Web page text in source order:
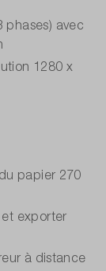
phases) avec
1280 x
papier 270
et exporter
à distance